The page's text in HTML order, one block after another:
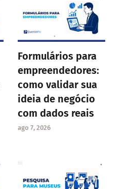
Formulários para
empreendedores:
como validar sua
ideia de negócio
com dados reais
ago 7, 2026